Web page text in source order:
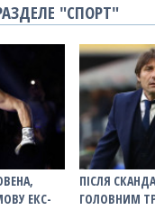
"СПОРТ"
ЕКС-
ПІСЛЯ
ГОЛОВНИМ